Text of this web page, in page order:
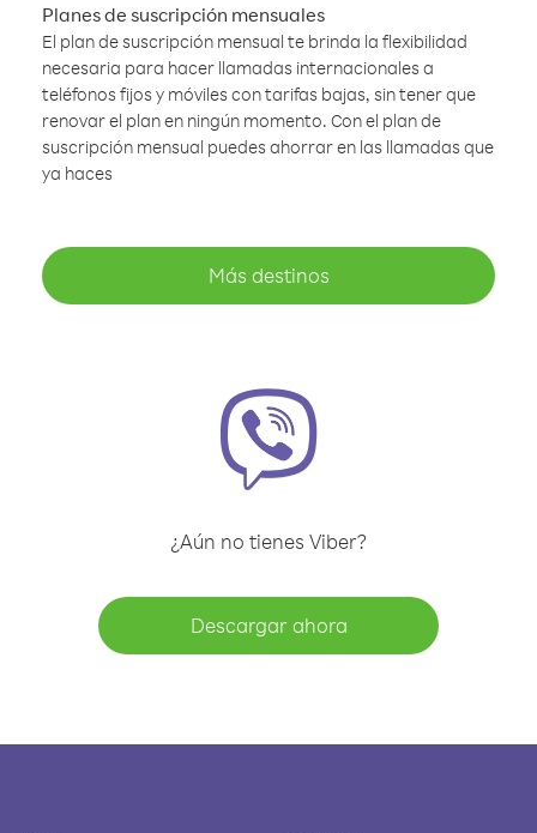
Planes de suscripción mensuales
El plan de suscripción mensual te brinda la flexibilidad
necesaria para hacer llamadas internacionales a
teléfonos fijos y móviles con tarifas bajas, sin tener que
renovar el plan en ningún momento. Con el plan de
suscripción mensual puedes ahorrar en las llamadas que
ya haces
Más destinos
¿Aún no tienes Viber?
Descargar ahora